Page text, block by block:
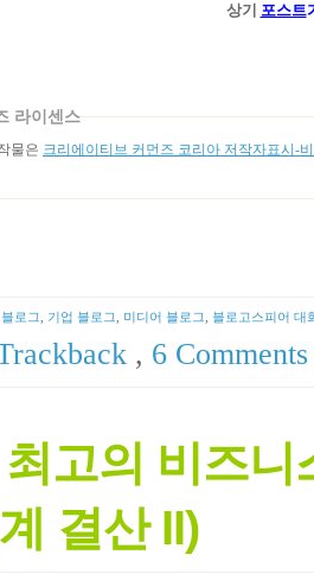
상기 포스트
라이센스
물은 크리에이티브 커먼즈 코리아 저작자표시-
로그 기업 블로그 미디어 블로그 블로고스피어 대
, 6Comments
고의 비즈
결산 II)